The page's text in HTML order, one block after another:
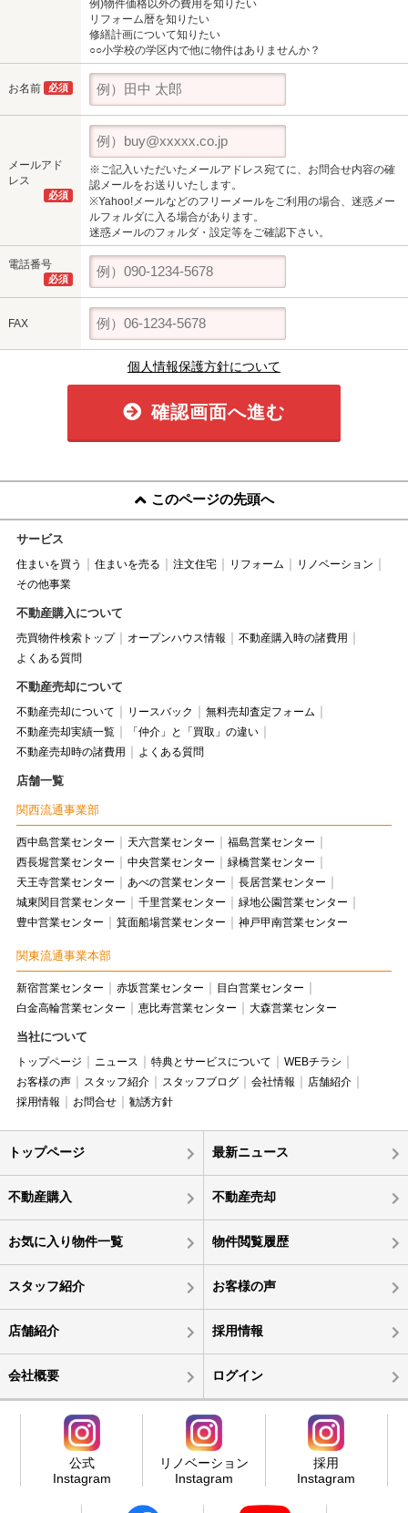
例)物件価格以外の費用を知りたい
リフォーム暦を知りたい
修繕計画について知りたい
○○小学校の学区内で他に物件はありませんか？
お名前 必須
メールアド
レス
必須
※ご記入いただいたメールアドレス宛てに、お問合せ内容の確
認メールをお送りいたします。
※Yahoo!メールなどのフリーメールをご利用の場合、迷惑メー
ルフォルダに入る場合があります。
迷惑メールのフォルダ・設定等をご確認下さい。
電話番号
必須
FAX
個人情報保護方針について
確認画面へ進む
このページの先頭へ
サービス
住まいを買う 住まいを売る 注文住宅 リフォーム
リノベーション
その他事業
不動産購入について
売買物件検索トップ オープンハウス情報
不動産購入時の諸費用
よくある質問
不動産売却について
不動産売却について リースバック
無料売却査定フォーム
不動産売却実績一覧
「仲介」と「買取」の違い
不動産売却時の諸費用
よくある質問
店舗一覧
関西流通事業部
西中島営業センター 天六営業センター
福島営業センター
西長堀営業センター
中央営業センター
緑橋営業センター
天王寺営業センター
あべの営業センター
長居営業センター
城東関目営業センター
千里営業センター
緑地公園営業センター
豊中営業センター
箕面船場営業センター 神戸甲南営業センター
関東流通事業本部
新宿営業センター 赤坂営業センター
目白営業センター
白金高輪営業センター
恵比寿営業センター 大森営業センター
当社について
トップページ ニュース 特典とサービスについて
WEBチラシ
お客様の声
スタッフ紹介 スタッフブログ 会社情報
店舗紹介
採用情報
お問合せ 勧誘方針
トップページ 最新ニュース
不動産購入 不動産売却
お気に入り物件一覧 物件閲覧履歴
スタッフ紹介 お客様の声
店舗紹介 採用情報
会社概要 ログイン
公式
Instagram
リノベーション
Instagram
採用
Instagram